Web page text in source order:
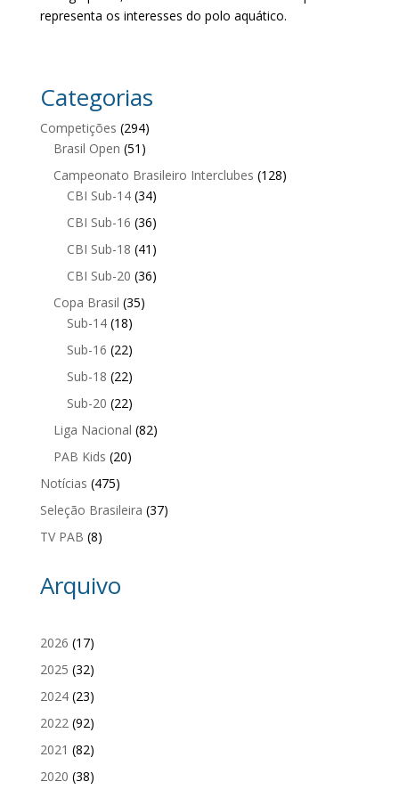
representa os interesses do polo aquático.
Categorias
Competições (294)
Brasil Open (51)
Campeonato Brasileiro Interclubes (128)
CBI Sub-14(34)
CBI Sub-16 (36)
CBI Sub-18 (41)
CBI Sub-20 (36)
Copa Brasil (35)
Sub-14(18)
Sub-16 (22)
Sub-18 (22)
Sub-20 (22)
Liga Nacional (82)
PAB Kids (20)
Notícias (475)
Seleção Brasileira (37)
TV PAB (8)
Arquivo
2026 (17)
2025 (32)
2024(23)
2022(92)
2021 (82)
2020 (38)